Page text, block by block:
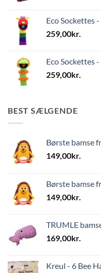
Eco Sockettes
259,00kr.
Eco Sockettes
259,00kr.
BEST SÆLGENDE
Børste bamse
149,00kr.
Børste bamse
149,00kr.
TRUMLE
169,00kr.
Kreul - 6 Bee